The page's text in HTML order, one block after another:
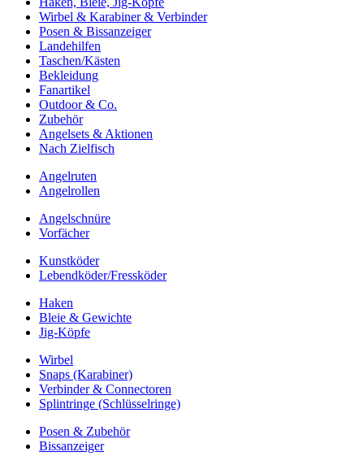
Wirbel & Karabiner & Verbinder
Posen & Bissanzeiger
Landehilfen
Taschen/Kästen
Bekleidung
Fanartikel
Outdoor & Co.
Zubehör
Angelsets & Aktionen
Nach Zielfisch
Angelruten
Angelrollen
Angelschnüre
Vorfächer
Kunstköder
Lebendköder/Fressköder
Haken
Bleie & Gewichte
Jig-Köpfe
Wirbel
Snaps (Karabiner)
Verbinder & Connectoren
Splintringe (Schlüsselringe)
Posen & Zubehör
Bissanzeiger